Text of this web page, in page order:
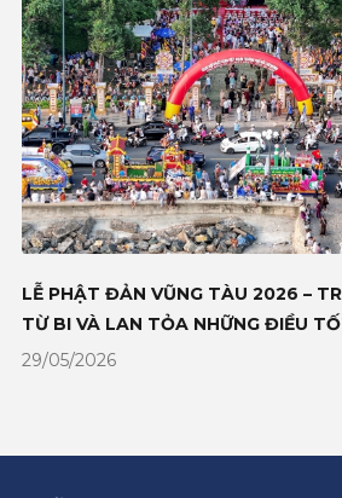
LỄ PHẬT ĐẢN VŨNG TÀU 2026 –
TỪ BI VÀ LAN TỎA NHỮNG ĐIỀU
29/05/2026